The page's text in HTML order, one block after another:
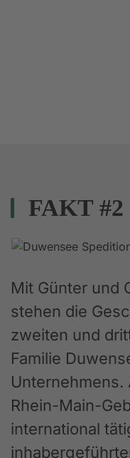
FAKT #2
Mit Günter und
stehen die
zweiten und
Familie
Unternehmens.
Rhein-Main-
international